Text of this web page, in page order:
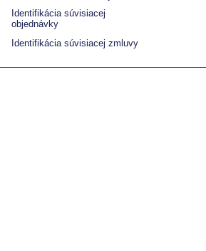
Identifikácia súvisiacej
objednávky
Identifikácia súvisiacej zmluvy